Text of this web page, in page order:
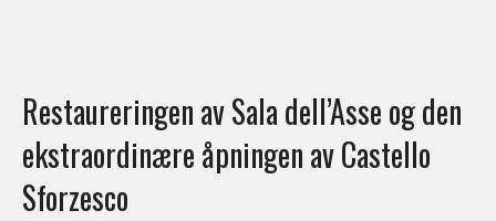
Restaureringen av Sala dell’Asse og den
ekstraordinære åpningen av Castello
Sforzesco